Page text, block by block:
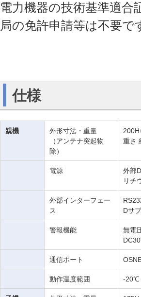
電力機器の技術基準適合
局の免許申請等は不要で
仕様
親機
外形寸法・重量
（アンテナ突起物
除）
重さ
電源
外部
リチ
外部インターフェー
ス
Dサ
警報機能
無電
通信ポート
動作温度範囲 -20℃